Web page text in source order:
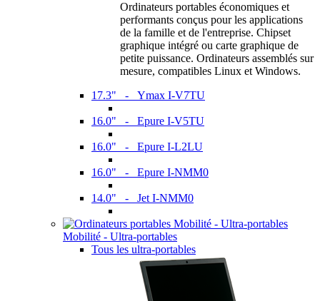
Ordinateurs portables économiques et
performants conçus pour les applications
de la famille et de l'entreprise. Chipset
graphique intégré ou carte graphique de
petite puissance. Ordinateurs assemblés sur
mesure, compatibles Linux et Windows.
17.3" - Ymax I-V7TU
16.0" - Epure I-V5TU
16.0" - Epure I-L2LU
16.0" - Epure I-NMM0
14.0" - Jet I-NMM0
Mobilité - Ultra-portables
Tous les ultra-portables